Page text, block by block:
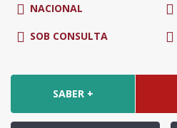
NACIONAL
SOB CONSULTA
SABER +